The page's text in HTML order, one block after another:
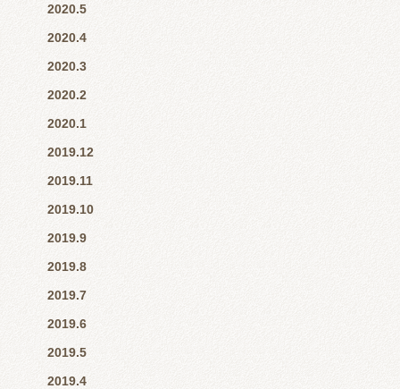
2020.5
2020.4
2020.3
2020.2
2020.1
2019.12
2019.11
2019.10
2019.9
2019.8
2019.7
2019.6
2019.5
2019.4